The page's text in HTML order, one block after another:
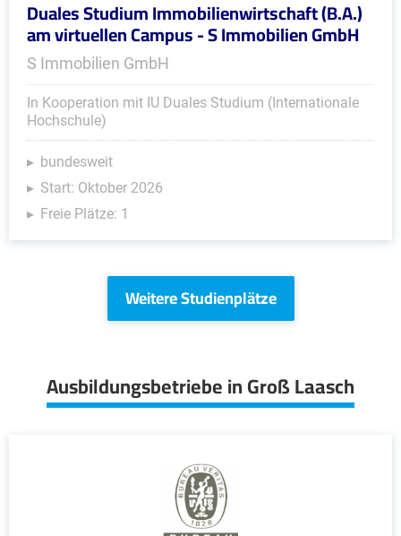
Duales Studium Immobilienwirtschaft (B.A.)
am virtuellen Campus - S Immobilien GmbH
S Immobilien GmbH
In Kooperation mit IU Duales Studium (Internationale
Hochschule)
bundesweit
Start: Oktober 2026
Freie Plätze: 1
Weitere Studienplätze
Ausbildungsbetriebe in Groß Laasch